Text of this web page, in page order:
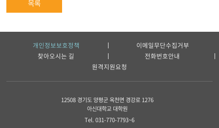
목록
개인정보보호정책
이메일무단수집거부
찾아오시는 길
전화번호안내
원격지원요청
12508 경기도 양평군 옥천면 경강로 1276
아신대학교 대학원
Tel. 031-770-7793~6